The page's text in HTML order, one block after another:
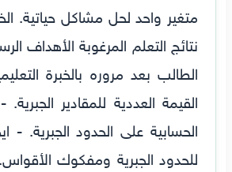
نتائج التعلم المرغوبة الأهداف
الطالب بعد مروره بالخبرة
القيمة العددية للمقادير الجبرية.
الحسابية على الحدود الجبرية.
للحدود الجبرية ومفكوك